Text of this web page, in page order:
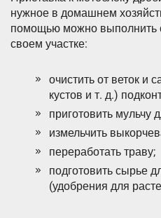
нужное в домашнем
помощью можно выполнить
своем участке:
очистить от веток и
кустов и т. д.)
приготовить мульчу
измельчить
переработать траву;
подготовить сырье
(удобрения для